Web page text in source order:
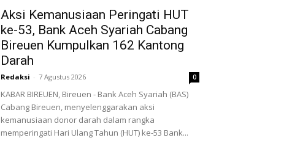
Aksi Kemanusiaan Peringati HUT
ke-53, Bank Aceh Syariah Cabang
Bireuen Kumpulkan 162 Kantong
Darah
Redaksi - 7 Agustus 2026 0
KABAR BIREUEN, Bireuen - Bank Aceh Syariah (BAS)
Cabang Bireuen, menyelenggarakan aksi
kemanusiaan donor darah dalam rangka
memperingati Hari Ulang Tahun (HUT) ke-53 Bank...